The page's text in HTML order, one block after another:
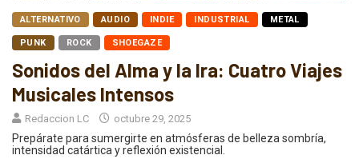
ALTERNATIVO AUDIO INDIE INDUSTRIAL METAL
PUNK ROCK SHOEGAZE
Sonidos del Alma y la Ira: Cuatro Viajes
Musicales Intensos
Redaccion LC octubre 29, 2025
Prepárate para sumergirte en atmósferas de belleza sombría,
intensidad catártica y reflexión existencial.